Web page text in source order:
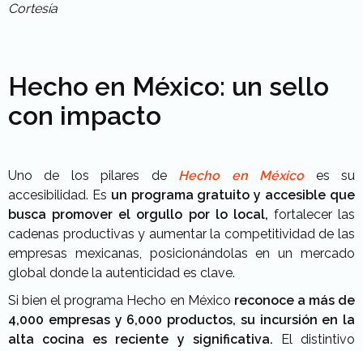
Cortesía
Hecho en México: un sello
con impacto
Uno de los pilares de Hecho en Méxicoes su
accesibilidad. Es un programa gratuito y accesible que
busca promover el orgullo por lo local, fortalecer las
cadenas productivas y aumentar la competitividad de las
empresas mexicanas, posicionándolas en un mercado
global donde la autenticidad es clave.
Si bien el programa Hecho en México reconoce a más de
4,000 empresas y 6,000 productos, su incursión en la
alta cocina es reciente y significativa. El distintivo